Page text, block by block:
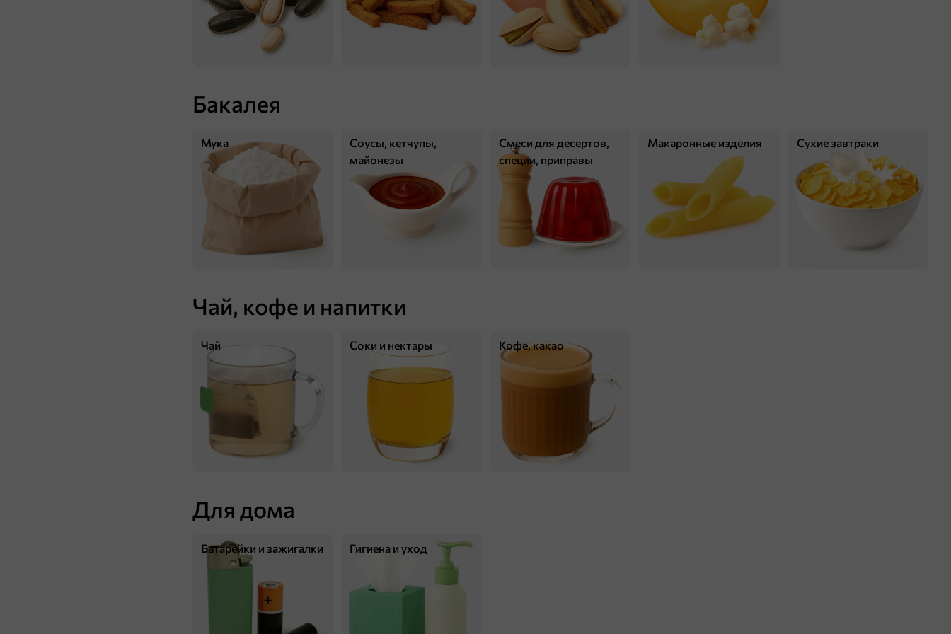
78 г
Шоколад молочный «Яшкино», 78 г
415 ₸
В корзину
598 ₸
В корзину
Категория
Бакалея
Мука
Соусы, кетчупы,
майонезы
Смеси для десертов,
специи, приправы
Макаронные изделия Сухие завтраки
Чай, кофе и напитки
Чай Соки и нектары Кофе, какао
Для дома
Батарейки и зажигалки Гигиена и уход